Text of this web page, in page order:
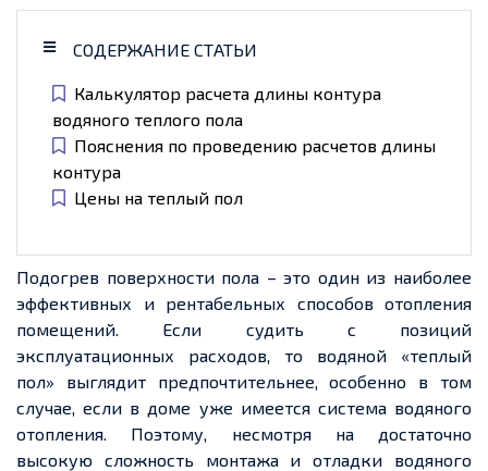
СОДЕРЖАНИЕ СТАТЬИ
Калькулятор расчета длины контура
водяного теплого пола
Пояснения по проведению расчетов длины
контура
Цены на теплый пол
Подогрев поверхности пола – это один из наиболее
эффективных и рентабельных способов отопления
помещений. Если судить с позиций
эксплуатационных расходов, то водяной «теплый
пол» выглядит предпочтительнее, особенно в том
случае, если в доме уже имеется система водяного
отопления. Поэтому, несмотря на достаточно
высокую сложность монтажа и отладки водяного